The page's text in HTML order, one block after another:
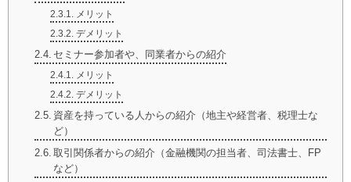
メリット
デメリット
セミナー参加者や、同業者からの紹介
メリット
デメリット
資産を持っている人からの紹介（地主や経営者、税理士な
ど）
取引関係者からの紹介（金融機関の担当者、司法書士、FP
など）